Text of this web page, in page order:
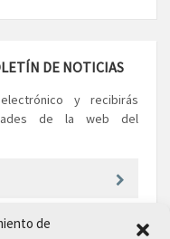
de
DE NOTICIAS
y recibirás
de la web del